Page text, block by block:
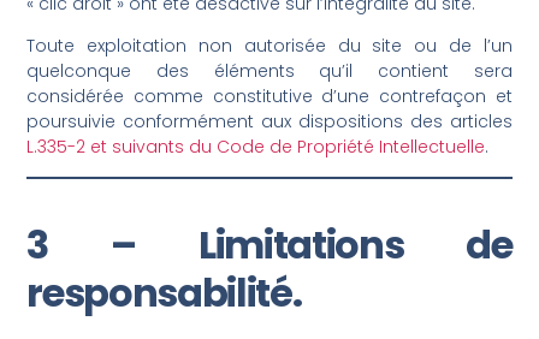
Toute exploitation non autorisée du site ou de l’un
quelconque des éléments qu’il contient sera
considérée comme constitutive d’une contrefaçon et
poursuivie conformément aux dispositions des articles
L.335-2 et suivants du Code de Propriété Intellectuelle.
3 – Limitations de
responsabilité.